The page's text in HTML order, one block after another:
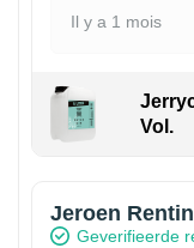
Il y a 1 mois
Vol.
Jeroen
Geverifieerde